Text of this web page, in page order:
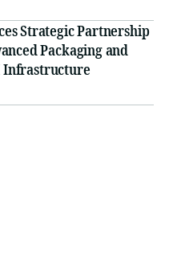
Strategic Partnership
Packaging and
Infrastructure